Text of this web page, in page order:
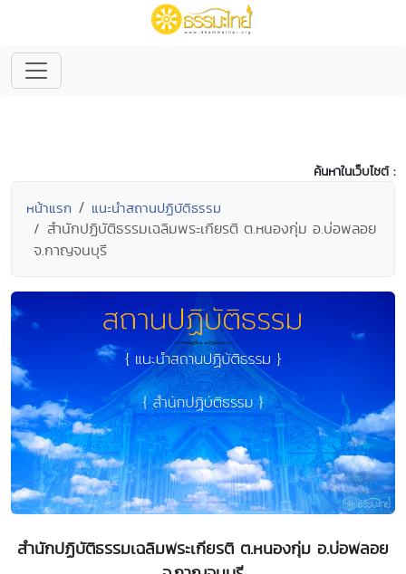
ค้นหาในเว็บไซต์ :
หน้าแรก แนะนำสถานปฏิบัติธรรม
สำนักปฏิบัติธรรมเฉลิมพระเกียรติ ต.หนองกุ่ม อ.บ่อพลอย
จ.กาญจนบุรี
สำนักปฏิบัติธรรมเฉลิมพระเกียรติ ต.หนองกุ่ม อ.บ่อพลอย